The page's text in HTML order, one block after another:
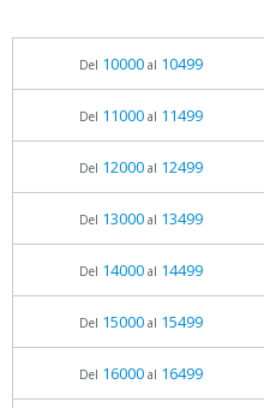
Del 10000al 10499
Del 11000al 11499
Del 12000al 12499
Del 13000al 13499
Del 14000al 14499
Del 15000al 15499
Del 16000al 16499